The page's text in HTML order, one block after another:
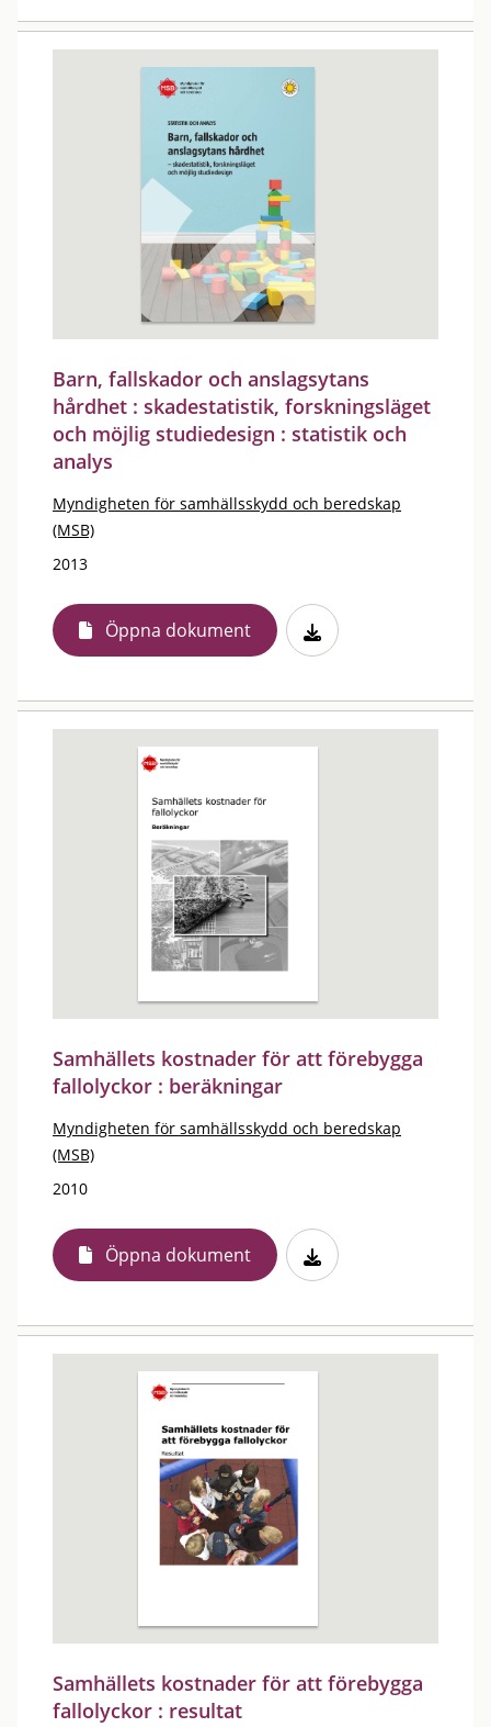
Barn, fallskador och anslagsytans
hårdhet : skadestatistik, forskningsläget
och möjlig studiedesign : statistik och
analys
Myndigheten för samhällsskydd och beredskap
(MSB)
2013
Öppna dokument
Samhällets kostnader för att förebygga
fallolyckor : beräkningar
Myndigheten för samhällsskydd och beredskap
(MSB)
2010
Öppna dokument
Samhällets kostnader för att förebygga
fallolyckor : resultat